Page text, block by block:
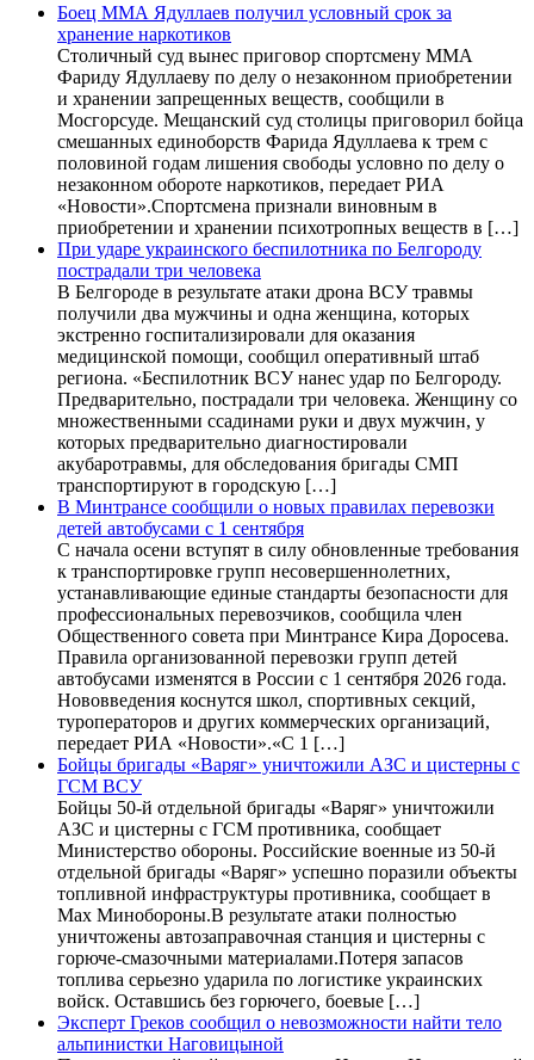
Боец ММА Ядуллаев получил условный срок за
хранение наркотиков
Столичный суд вынес приговор спортсмену ММА
Фариду Ядуллаеву по делу о незаконном приобретении
и хранении запрещенных веществ, сообщили в
Мосгорсуде. Мещанский суд столицы приговорил бойца
смешанных единоборств Фарида Ядуллаева к трем с
половиной годам лишения свободы условно по делу о
незаконном обороте наркотиков, передает РИА
«Новости».Спортсмена признали виновным в
приобретении и хранении психотропных веществ в […]
При ударе украинского беспилотника по Белгороду
пострадали три человека
В Белгороде в результате атаки дрона ВСУ травмы
получили два мужчины и одна женщина, которых
экстренно госпитализировали для оказания
медицинской помощи, сообщил оперативный штаб
региона. «Беспилотник ВСУ нанес удар по Белгороду.
Предварительно, пострадали три человека. Женщину со
множественными ссадинами руки и двух мужчин, у
которых предварительно диагностировали
акубаротравмы, для обследования бригады СМП
транспортируют в городскую […]
В Минтрансе сообщили о новых правилах перевозки
детей автобусами с 1 сентября
С начала осени вступят в силу обновленные требования
к транспортировке групп несовершеннолетних,
устанавливающие единые стандарты безопасности для
профессиональных перевозчиков, сообщила член
Общественного совета при Минтрансе Кира Доросева.
Правила организованной перевозки групп детей
автобусами изменятся в России с 1 сентября 2026 года.
Нововведения коснутся школ, спортивных секций,
туроператоров и других коммерческих организаций,
передает РИА «Новости».«С 1 […]
Бойцы бригады «Варяг» уничтожили АЗС и цистерны с
ГСМ ВСУ
Бойцы 50-й отдельной бригады «Варяг» уничтожили
АЗС и цистерны с ГСМ противника, сообщает
Министерство обороны. Российские военные из 50-й
отдельной бригады «Варяг» успешно поразили объекты
топливной инфраструктуры противника, сообщает в
Max Минобороны.В результате атаки полностью
уничтожены автозаправочная станция и цистерны с
горюче-смазочными материалами.Потеря запасов
топлива серьезно ударила по логистике украинских
войск. Оставшись без горючего, боевые […]
Эксперт Греков сообщил о невозможности найти тело
альпинистки Наговицыной